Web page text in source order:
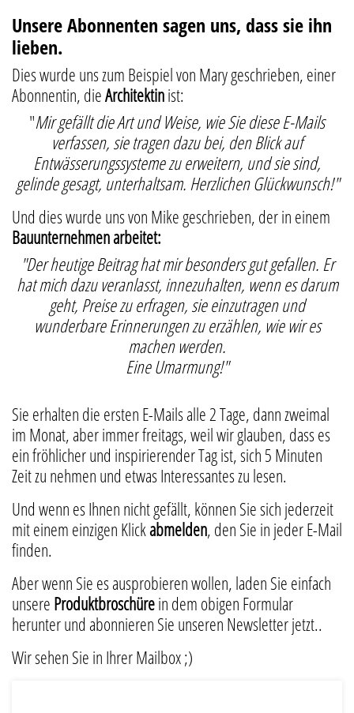
Unsere Abonnenten sagen uns, dass sie ihn
lieben.
Dies wurde uns zum Beispiel von Mary geschrieben, einer
Abonnentin, dieArchitektinist:
"Mir gefällt die Art und Weise, wie Sie diese E-Mails
verfassen, sie tragen dazu bei, den Blick auf
Entwässerungssysteme zu erweitern, und sie sind,
gelinde gesagt, unterhaltsam. Herzlichen Glückwunsch!"
Und dies wurde uns von Mike geschrieben, der in einem
Bauunternehmen arbeitet:
"Der heutige Beitrag hat mir besonders gut gefallen. Er
hat mich dazu veranlasst, innezuhalten, wenn es darum
geht, Preise zu erfragen, sie einzutragen und
wunderbare Erinnerungen zu erzählen, wie wir es
machen werden.
Eine Umarmung!"
Sie erhalten die ersten E-Mails alle 2 Tage, dann zweimal
im Monat, aber immer freitags, weil wir glauben, dass es
ein fröhlicher und inspirierender Tag ist, sich 5 Minuten
Zeit zu nehmen und etwas Interessantes zu lesen.
Und wenn es Ihnen nicht gefällt, können Sie sich jederzeit
mit einem einzigen Klickabmelden, den Sie in jeder E-Mail
finden.
Aber wenn Sie es ausprobieren wollen, laden Sie einfach
unsereProduktbroschürein dem obigen Formular
herunter und abonnieren Sie unseren Newsletter jetzt..
Wir sehen Sie in Ihrer Mailbox ;)